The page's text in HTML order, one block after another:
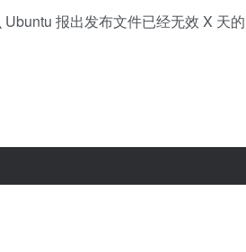
报出发布文件已经无效 X 天的